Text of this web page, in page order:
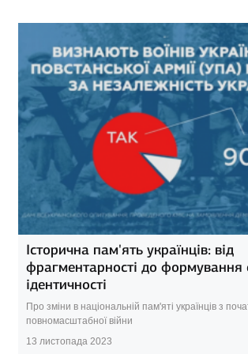
Історична пам'ять українців: від
фрагментарності до формування
ідентичності
Про зміни в національній пам'яті українців з
повномасштабної війни
13 листопада 2023